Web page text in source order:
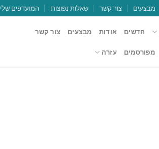
מבצעים צור קשר שאלות נפוצות המועדפים שלי
חדשים אודות מבצעים צור קשר
מפורסמים עזרה